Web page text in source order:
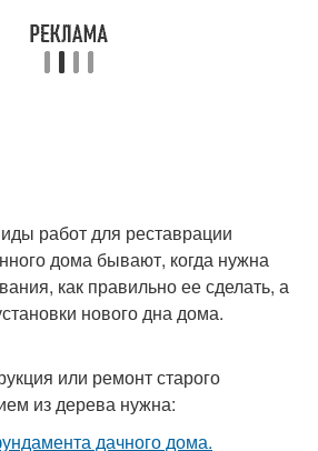
работ для реставрации
дома бывают, когда нужна
как правильно ее сделать, а
нового дна дома.
или ремонт старого
из дерева нужна: